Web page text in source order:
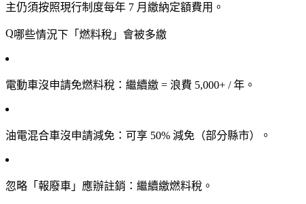
主仍須按照現行制度每年 7 月繳納定額費用。
哪些情況下「燃料稅」會被多繳
電動車沒申請免燃料稅 ：繼續繳 = 浪費 5,000+ / 年。
油電混合車沒申請減免 ：可享 50% 減免（部分縣市）。
忽略「報廢車」應辦註銷 ：繼續繳燃料稅。